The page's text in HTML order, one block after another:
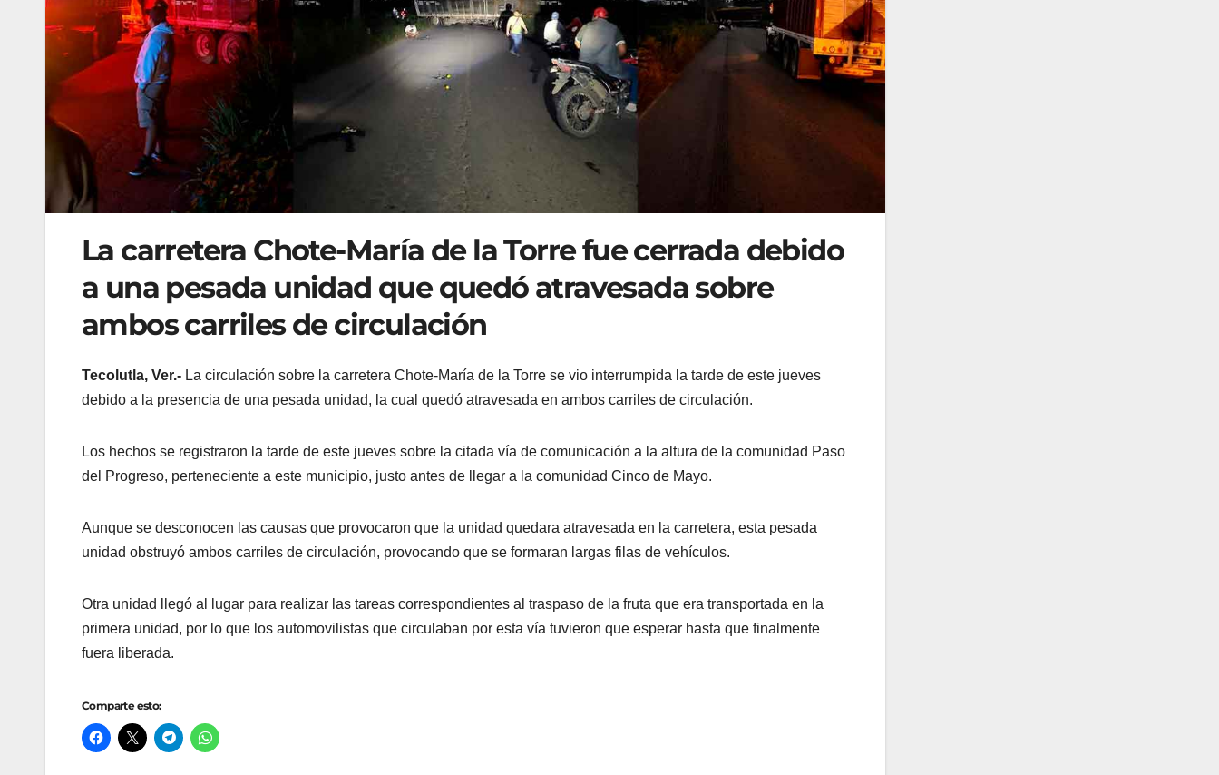
La carretera Chote-María de la Torre fue cerrada debido
a una pesada unidad que quedó atravesada sobre
ambos carriles de circulación
Tecolutla, Ver.- La circulación sobre la carretera Chote-María de la Torre se vio interrumpida la tarde de este jueves
debido a la presencia de una pesada unidad, la cual quedó atravesada en ambos carriles de circulación.
Los hechos se registraron la tarde de este jueves sobre la citada vía de comunicación a la altura de la comunidad Paso
del Progreso, perteneciente a este municipio, justo antes de llegar a la comunidad Cinco de Mayo.
Aunque se desconocen las causas que provocaron que la unidad quedara atravesada en la carretera, esta pesada
unidad obstruyó ambos carriles de circulación, provocando que se formaran largas filas de vehículos.
Otra unidad llegó al lugar para realizar las tareas correspondientes al traspaso de la fruta que era transportada en la
primera unidad, por lo que los automovilistas que circulaban por esta vía tuvieron que esperar hasta que finalmente
fuera liberada.
Comparte esto: